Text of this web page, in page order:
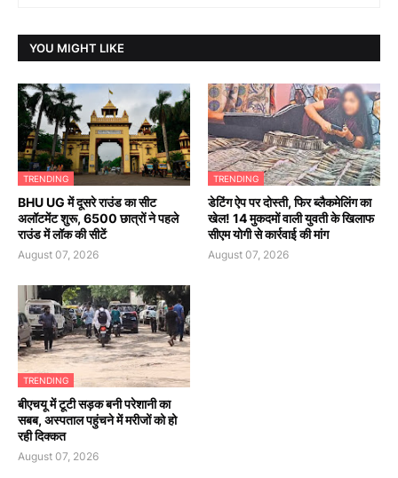
YOU MIGHT LIKE
TRENDING
BHU UG में दूसरे राउंड का सीट
अलॉटमेंट शुरू, 6500 छात्रों ने पहले
राउंड में लॉक की सीटें
August 07, 2026
TRENDING
डेटिंग ऐप पर दोस्ती, फिर ब्लैकमेलिंग का
खेल! 14 मुकदमों वाली युवती के खिलाफ
सीएम योगी से कार्रवाई की मांग
August 07, 2026
TRENDING
बीएचयू में टूटी सड़क बनी परेशानी का
सबब, अस्पताल पहुंचने में मरीजों को हो
रही दिक्कत
August 07, 2026